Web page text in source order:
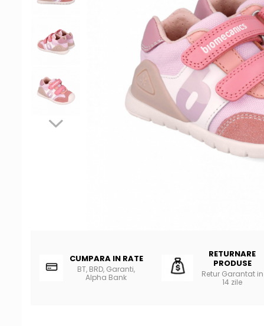
CUMPARA IN RATE
BT, BRD, Garanti,
Alpha Bank
RETURNARE
PRODUSE
Retur Garantat in
14 zile